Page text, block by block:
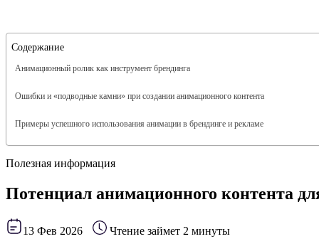
Содержание
Анимационный ролик как инструмент брендинга
Ошибки и «подводные камни» при создании анимационного контента
Примеры успешного использования анимации в брендинге и рекламе
Полезная информация
Потенциал анимационного контента
13 Фев 2026
Чтение займет 2 минуты